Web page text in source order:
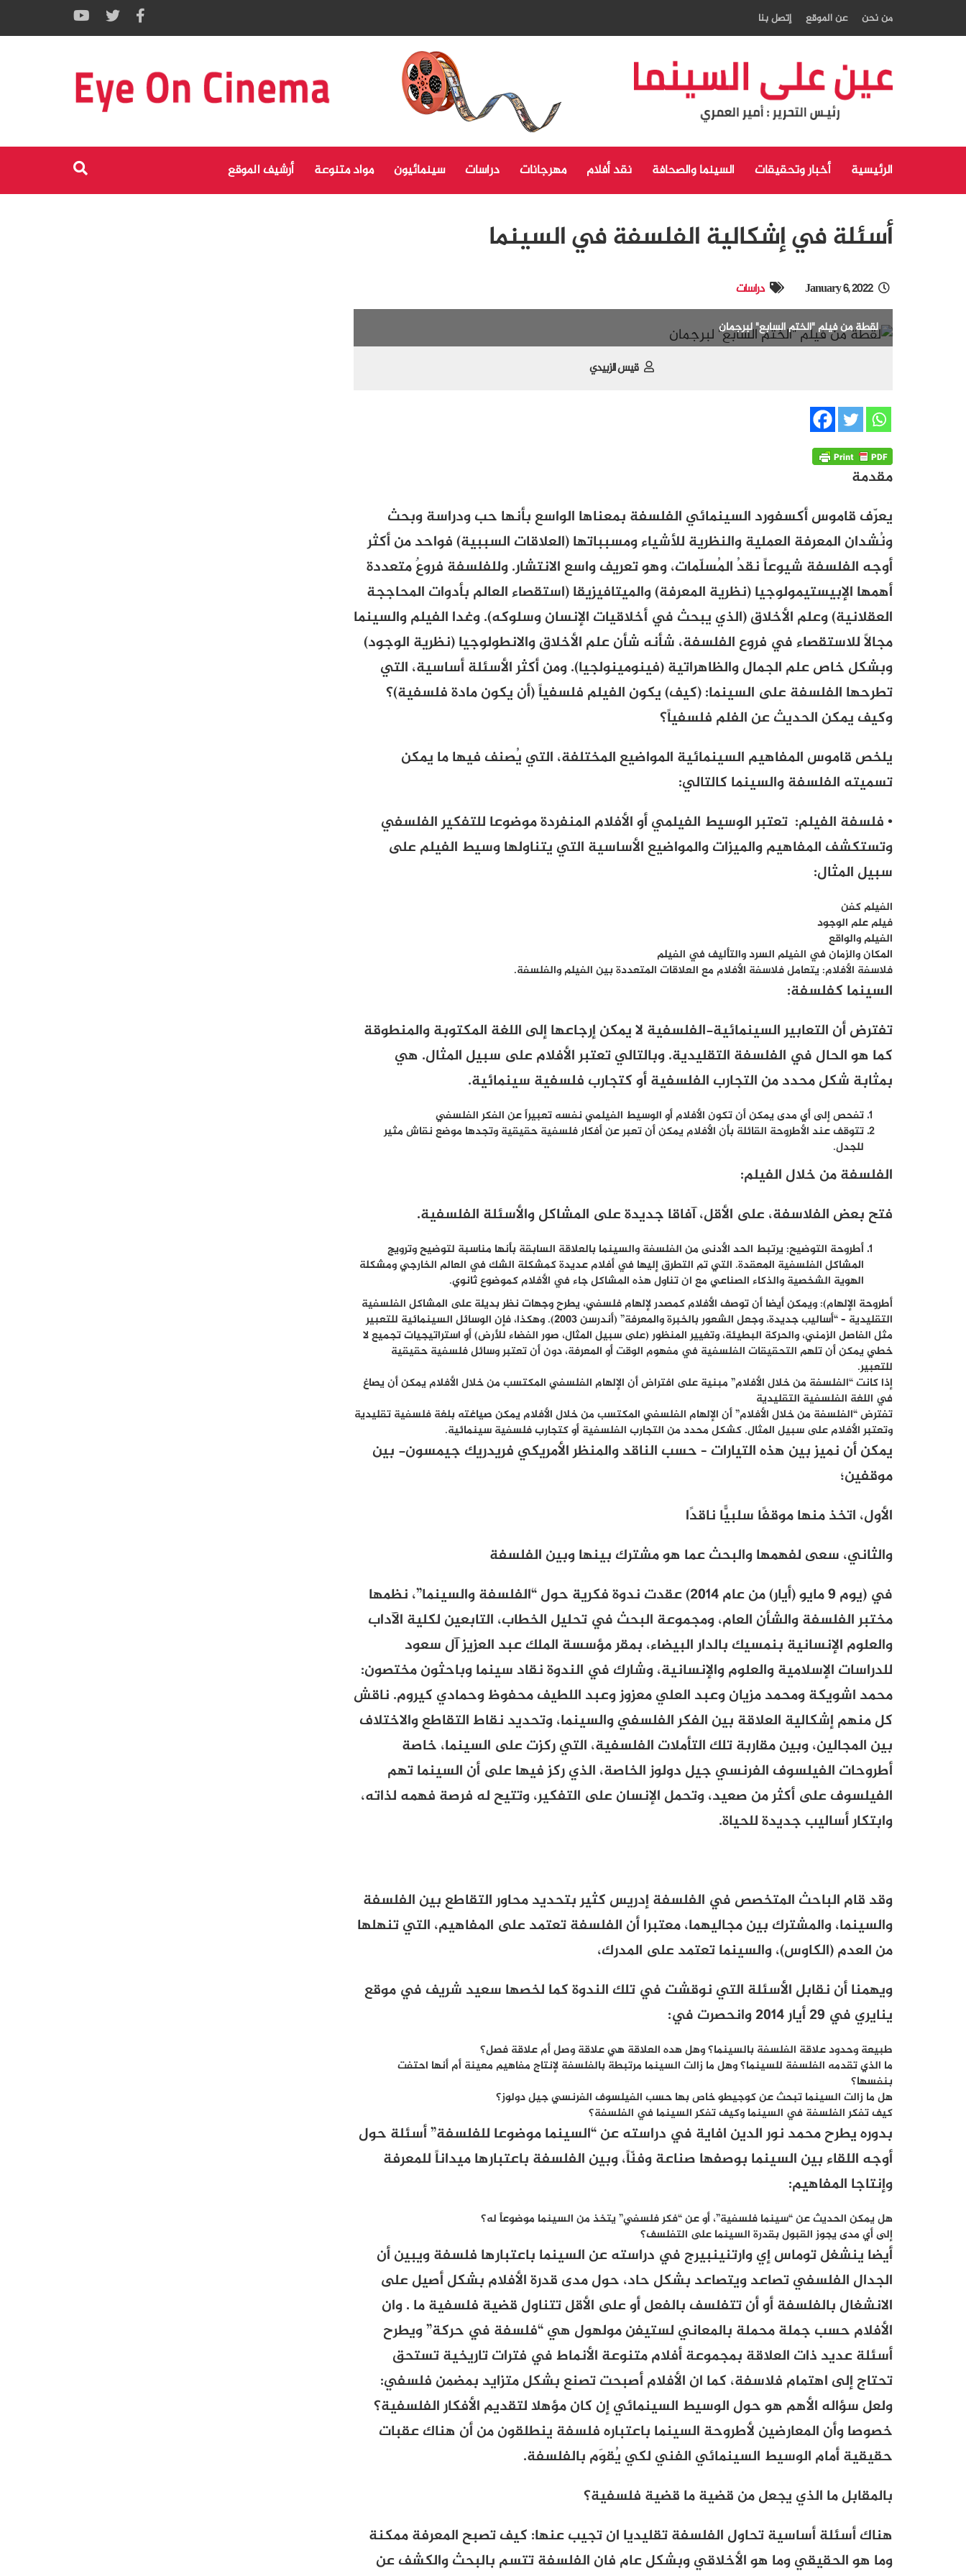
من نحن عن الموقع إتصل بنا
الرئيسية أخبار وتحقيقات السينما والصحافة نقد أفلام مهرجانات دراسات سينمائيون مواد متنوعة أرشيف الموقع
أسئلة في إشكالية الفلسفة في السينما
January 6, 2022 دراسات
لقطة من فيلم "الختم السابع" لبرجمان
قيس الزبيدي
مقدمة
يعرّف قاموس أكسفورد السينمائي الفلسفة بمعناها الواسع بأنها حب ودراسة وبحث
ونُشدان المعرفة العملية والنظرية للأشياء ومسبباتها (العلاقات السببية) فواحد من أكثر
أوجه الفلسفة شيوعاً نقدُ المُسلّمات، وهو تعريف واسع الانتشار. وللفلسفة فروعٌ متعددة
أهمها الإبيستيمولوجيا (نظرية المعرفة) والميتافيزيقا (استقصاء العالم بأدوات المحاججة
العقلانية) وعلم الأخلاق (الذي يبحث في أخلاقيات الإنسان وسلوكه). وغدا الفيلموالسينما
مجالاً للاستقصاءفي فروع الفلسفة، شأنه شأن علم الأخلاق والانطولوجيا (نظرية الوجود)
وبشكل خاص علم الجمال والظاهراتية (فينومينولجيا). ومن أكثر الأسئلة أساسية، التي
تطرحها الفلسفة على السينما: (كيف) يكون الفيلم فلسفياً (أن يكون مادة فلسفية)؟
وكيف يمكن الحديث عن الفلم فلسفياً؟
يلخص قاموس المفاهيم السينمائية المواضيع المختلفة، التي يُصنف فيها ما يمكن
تسميته الفلسفة والسينما كالتالي:
•فلسفة الفيلم: تعتبر الوسيط الفيلمي أو الأفلام المنفردة موضوعا للتفكير الفلسفي
وتستكشف المفاهيم والميزات والمواضيع الأساسية التي يتناولها وسيط الفيلم على
سبيل المثال:
الفيلم كفن
فيلم علم الوجود
الفيلم والواقع
المكان والزمان في الفيلم السرد والتأليف في الفيلم
فلاسفة الأفلام: يتعامل فلاسفة الأفلام مع العلاقات المتعددة بين الفيلم والفلسفة.
السينما كفلسفة:
تفترض أن التعابير السينمائية-الفلسفية لا يمكن إرجاعها إلى اللغة المكتوبة والمنطوقة
كما هو الحال في الفلسفة التقليدية. وبالتالي تعتبر الأفلام على سبيل المثال. هي
بمثابة شكل محدد من التجارب الفلسفية أو كتجارب فلسفية سينمائية.
تفحص إلى أي مدى يمكن أن تكون الأفلام أو الوسيط الفيلمي نفسه تعبيراً عن الفكر الفلسفي
تتوقف عند الأطروحة القائلة بأن الأفلام يمكن أن تعبر عن أفكار فلسفية حقيقية وتجدها موضع نقاش مثير
للجدل.
الفلسفة من خلال الفيلم:
فتح بعض الفلاسفة، على الأقل، آفاقا جديدة على المشاكل والأسئلة الفلسفية.
أطروحة التوضيح: يرتبط الحد الأدنى من الفلسفة والسينما بالعلاقة السابقة بأنها مناسبة لتوضيح وترويج
المشاكل الفلسفية المعقدة. التي تم التطرق إليها في أفلام عديدة كمشكلة الشك في العالم الخارجي ومشكلة
الهوية الشخصية والذكاء الصناعي مع ان تناول هذه المشاكل جاء في الأفلام كموضوع ثانوي.
أطروحة الإلهام): ويمكن أيضا أن توصف الأفلام كمصدر لإلهام فلسفي، يطرح وجهات نظر بديلة على المشاكل الفلسفية
التقليدية – “أساليب جديدة، وجعل الشعور بالخبرة والمعرفة” (أندرسن 2003). وهكذا، فإن الوسائل السينمائية للتعبير
مثل الفاصل الزمني، والحركة البطيئة، وتغيير المنظور (على سبيل المثال، صور الفضاء للأرض) أو استراتيجيات تجميع لا
خطي يمكن أن تلهم التحقيقات الفلسفية في مفهوم الوقت أو المعرفة، دون أن تعتبر وسائل فلسفية حقيقية
للتعبير.
إذا كانت “الفلسفة من خلال الأفلام” مبنية على افتراض أن الإلهام الفلسفي المكتسب من خلال الأفلام يمكن أن يصاغ
في اللغة الفلسفية التقليدية
تفترض “الفلسفة من خلال الأفلام” أن الإلهام الفلسفي المكتسب من خلال الأفلام يمكن صياغته بلغة فلسفية تقليدية
وتعتبر الأفلام على سبيل المثال. كشكل محدد من التجارب الفلسفية أو كتجارب فلسفية سينمائية.
يمكن أن نميز بين هذه التيارات – حسب الناقد والمنظر الأمريكي فريدريك جيمسون- بين
موقفين؛
الأول، اتخذ منها موقفًا سلبيًّا ناقدًا
والثاني، سعى لفهمها والبحث عما هو مشترك بينها وبين الفلسفة
في (يوم 9 مايو (أيار) من عام 2014) عقدت ندوة فكرية حول “الفلسفة والسينما”، نظمها
مختبر الفلسفة والشأن العام، ومجموعة البحث في تحليل الخطاب، التابعين لكلية الآداب
والعلوم الإنسانية بنمسيك بالدار البيضاء، بمقر مؤسسة الملك عبد العزيز آل سعود
للدراسات الإسلامية والعلوم والإنسانية، وشارك في الندوة نقاد سينما وباحثون مختصون:
محمد اشويكة ومحمد مزيان وعبد العلي معزوز وعبد اللطيف محفوظ وحمادي كيروم. ناقش
كل منهم إشكالية العلاقة بين الفكر الفلسفي والسينما، وتحديد نقاط التقاطع والاختلاف
بين المجالين، وبين مقاربة تلك التأملات الفلسفية، التي ركزت على السينما، خاصة
أطروحات الفيلسوف الفرنسي جيل دولوز الخاصة، الذي ركز فيها على أن السينما تهم
الفيلسوف على أكثر من صعيد، وتحمل الإنسان على التفكير، وتتيح له فرصة فهمه لذاته،
وابتكار أساليب جديدة للحياة.
وقد قام الباحث المتخصص في الفلسفة إدريس كثير بتحديد محاور التقاطع بين الفلسفة
والسينما، والمشترك بين مجاليهما، معتبرا أن الفلسفة تعتمد على المفاهيم، التي تنهلها
من العدم (الكاوس)، والسينما تعتمد على المدرك،
ويهمنا أن نقابل الأسئلة التي نوقشت في تلك الندوة كما لخصها سعيد شريف في موقع
ينايري في 29 أيار 2014 وانحصرت في
:
طبيعة وحدود علاقة الفلسفة بالسينما؟ وهل هده العلاقة هي علاقة وصل أم علاقة فصل؟
ما الذي تقدمه الفلسفة للسينما؟ وهل ما زالت السينما مرتبطة بالفلسفة لإنتاج مفاهيم معينة أم أنها احتفت
بنفسها؟
هل ما زالت السينما تبحث عن كوجيطو خاص بها حسب الفيلسوف الفرنسي جيل دولوز؟
كيف تفكر الفلسفة في السينما وكيف تفكر السينما في الفلسفة؟
بدوره يطرح محمد نور الدين افاية في دراسته عن “السينما موضوعا للفلسفة” أسئلة حول
أوجه اللقاء بين السينما بوصفها صناعة وفنّاً، وبين الفلسفة باعتبارها ميداناً للمعرفة
وإنتاجا المفاهيم:
هل يمكن الحديث عن “سينما فلسفية”، أو عن “فكر فلسفي” يتخذ من السينما موضوعاً له؟
إلى أي مدى يجوز القبول بقدرة السينما على التفلسف؟
أيضا ينشغل توماس إي وارتنينبيرج في دراسته عن السينما باعتبارها فلسفة ويبين أن
الجدال الفلسفي تصاعد ويتصاعد بشكل حاد، حول مدى قدرة الأفلام بشكل أصيل على
الانشغال بالفلسفة أو أن تتفلسف بالفعل أو على الأقل تتناول قضية فلسفية ما . وان
الأفلام حسب جملة محملة بالمعاني لستيفن مولهول هي “فلسفة في حركة”ويطرح
أسئلة عديد ذات العلاقة بمجموعة أفلام متنوعة الأنماط في فترات تاريخية تستحق
تحتاج إلى اهتمام فلاسفة، كما ان الأفلام أصبحت تصنع بشكل متزايد بمضمن فلسفي:
ولعل سؤاله الأهم هو حول الوسيط السينمائي إن كان مؤهلا لتقديم الأفكار الفلسفية؟
خصوصا وأن المعارضين لأطروحة السينما باعتباره فلسفة ينطلقون من أن هناك عقبات
حقيقية أمام الوسيط السينمائي الفني لكي يُقوَم بالفلسفة.
بالمقابلما الذي يجعل من قضية ما قضية فلسفية؟
هناك أسئلة أساسية تحاول الفلسفة تقليديا ان تجيب عنها: كيف تصبح المعرفة ممكنة
وما هو الحقيقي وما هو الأخلاقي وبشكل عام فان الفلسفة تتسم بالبحث والكشف عن